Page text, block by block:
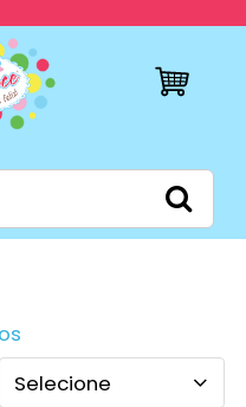
Selecione